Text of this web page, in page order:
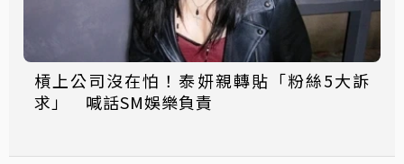
槓上公司沒在怕！泰妍親轉貼「粉絲5大訴
求」 喊話SM娛樂負責